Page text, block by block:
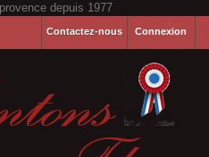
Connexion
Contactez-nous